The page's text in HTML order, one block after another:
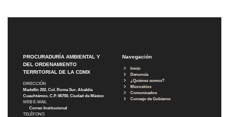
PROCURADURÍA AMBIENTAL Y
DEL ORDENAMIENTO
TERRITORIAL DE LA CDMX
DIRECCIÓN
Medellín 202, Col. Roma Sur, Alcaldía
Cuauhtémoc, C.P. 06700, Ciudad de México
WEB E-MAIL
Correo Institucional
TELÉFONO
Navegación
Inicio
Denuncia
¿Quiénes somos?
Micrositios
Comunicados
Consejo de Gobierno